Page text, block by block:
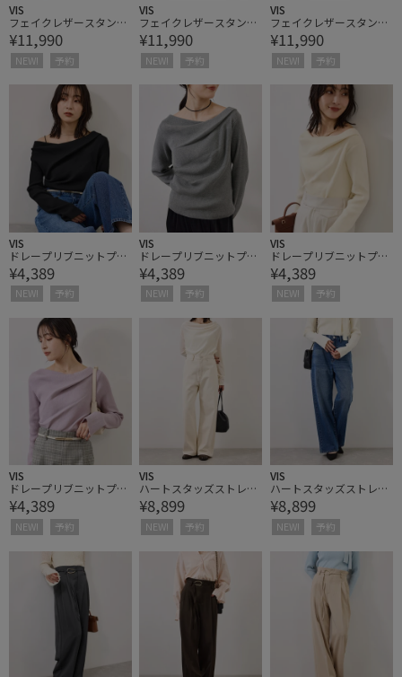
VIS
フェイクレザースタンド
ブルゾン
¥11,990
NEW! 予約
VIS
フェイクレザースタンド
ブルゾン
¥11,990
NEW! 予約
VIS
フェイクレザースタンド
ブルゾン
¥11,990
NEW! 予約
VIS
ドレープリブニットプル
オーバー
¥4,389
NEW! 予約
VIS
ドレープリブニットプル
オーバー
¥4,389
NEW! 予約
VIS
ドレープリブニットプル
オーバー
¥4,389
NEW! 予約
VIS
ドレープリブニットプル
オーバー
¥4,389
NEW! 予約
VIS
ハートスタッズストレー
トデニム
¥8,899
NEW! 予約
VIS
ハートスタッズストレー
トデニム
¥8,899
NEW! 予約